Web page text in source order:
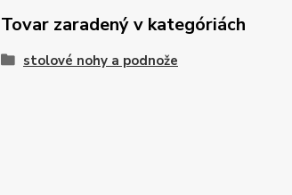
Tovar zaradený v kategóriách
stolové nohy a podnože